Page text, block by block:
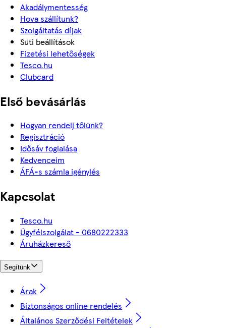
Akadálymentesség
Hova szállítunk?
Szolgáltatás díjak
Süti beállítások
Fizetési lehetőségek
Tesco.hu
Clubcard
Első bevásárlás
Hogyan rendelj tőlünk?
Regisztráció
Idősáv foglalása
Kedvenceim
ÁFÁ-s számla igénylés
Kapcsolat
Tesco.hu
Ügyfélszolgálat - 0680222333
Áruházkereső
Segítünk
Árak
Biztonságos online rendelés
Általános Szerződési Feltételek